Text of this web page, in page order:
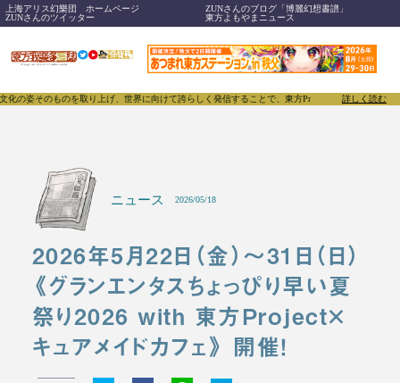
上海アリス幻樂団 ホームページ
ZUNさんのブログ「博麗幻想書譜」
ZUNさんのツイッター
東方よもやまニュース
世界に向けて誇らしく発信することで、東方Projectのみならず「同人文化」そのものをさらに
詳しく読む
ニュース 2026/05/18
2026年5月22日（金）～31日（日）
《グランエンタスちょっぴり早い夏
祭り2026 with 東方Project×
キュアメイドカフェ》 開催！